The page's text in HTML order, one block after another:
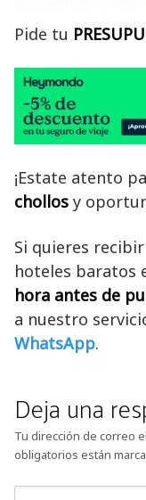
Pide tu
¡Estate atento
chollos y
Si quieres
hoteles baratos
hora antes de
a nuestro
WhatsApp.
Deja una
Tu dirección de correo
obligatorios están